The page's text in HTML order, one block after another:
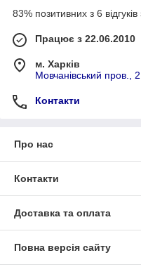
83% позитивних з 6 відгуків
Працює з 22.06.2010
м. Харків
Мовчанівський пров.,
Контакти
Про нас
Контакти
Доставка та оплата
Повна версія сайту